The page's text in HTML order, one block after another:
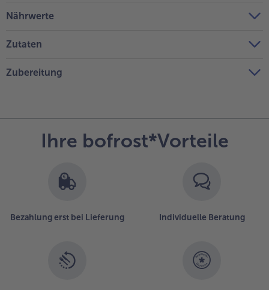
Nährwerte
Zutaten
Zubereitung
Ihre bofrost*Vorteile
Bezahlung erst bei Lieferung Individuelle Beratung